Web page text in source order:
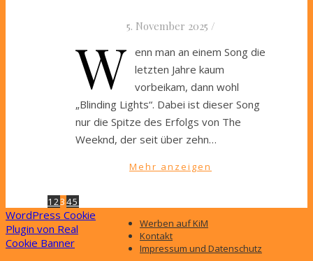
5. November 2025 /
W enn man an einem Song die
letzten Jahre kaum
vorbeikam, dann wohl
„Blinding Lights“. Dabei ist dieser Song
nur die Spitze des Erfolgs von The
Weeknd, der seit über zehn…
Mehr anzeigen
1 2345
Werben auf KiM
Kontakt
Impressum und Datenschutz
WordPress Cookie
Plugin von Real
Cookie Banner